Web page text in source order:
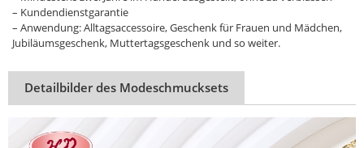
– Kundendienstgarantie
– Anwendung: Alltagsaccessoire, Geschenk für Frauen und Mädchen,
Jubiläumsgeschenk, Muttertagsgeschenk und so weiter.
Detailbilder des Modeschmucksets